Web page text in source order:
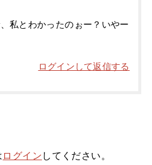
私とわかったのぉー？いやー
ログインして返信する
ログイン してください。